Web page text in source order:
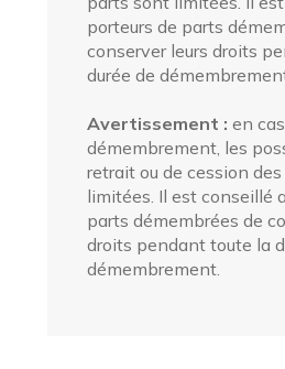
porteurs de parts
conserver leurs droits
durée de
Avertissement : en
démembrement, les
retrait ou de cession
limitées. Il est conseillé
parts démembrées de
droits pendant toute la
démembrement.